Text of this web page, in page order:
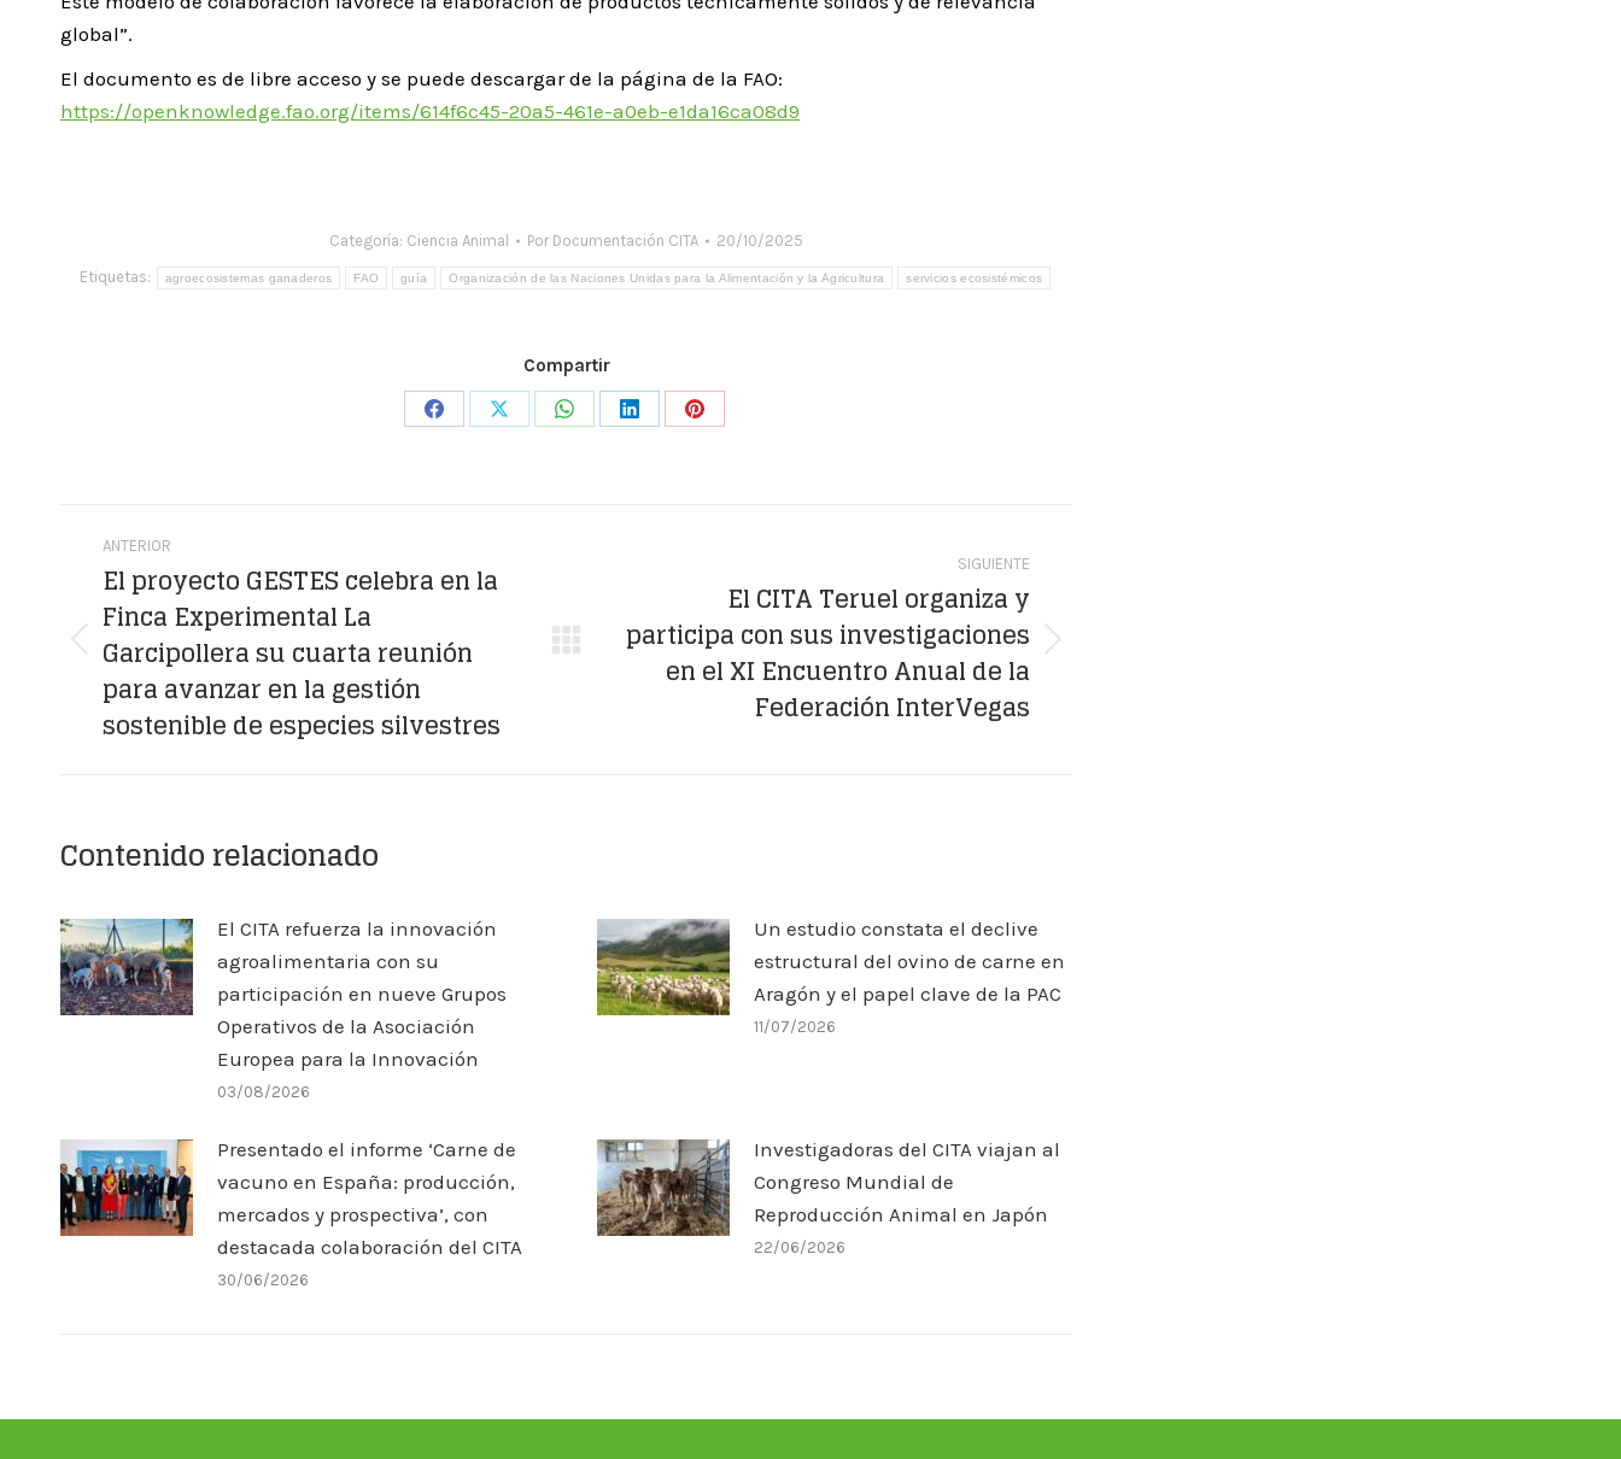
global”.
El documento es de libre acceso y se puede descargar de la página de la FAO:
https://openknowledge.fao.org/items/614f6c45-20a5-461e-a0eb-e1da16ca08d9
Categoría: Ciencia Animal Por Documentación CITA 20/10/2025
Etiquetas: agroecosistemas ganaderos FAO guía Organización de las Naciones Unidas para la Alimentación y la Agricultura servicios ecosistémicos
Compartir
Share
Share
Share
Share
Share
Navegación
entre
publicaciones
ANTERIOR
Publicación
anterior:
El proyecto GESTES celebra en la
Finca Experimental La
Garcipollera su cuarta reunión
para avanzar en la gestión
sostenible de especies silvestres
SIGUIENTE
Publicación
siguiente:
El CITA Teruel organiza y
participa con sus investigaciones
en el XI Encuentro Anual de la
Federación InterVegas
Contenido relacionado
El CITA refuerza la innovación
agroalimentaria con su
participación en nueve Grupos
Operativos de la Asociación
Europea para la Innovación
03/08/2026
Un estudio constata el declive
estructural del ovino de carne en
Aragón y el papel clave de la PAC
11/07/2026
Presentado el informe ‘Carne de
vacuno en España: producción,
mercados y prospectiva’, con
destacada colaboración del CITA
30/06/2026
Investigadoras del CITA viajan al
Congreso Mundial de
Reproducción Animal en Japón
22/06/2026